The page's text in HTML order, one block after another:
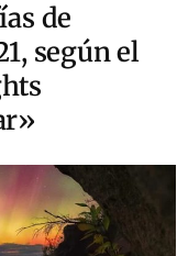
de
según el